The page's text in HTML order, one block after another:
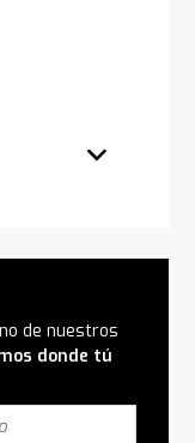
de nuestros
donde tú